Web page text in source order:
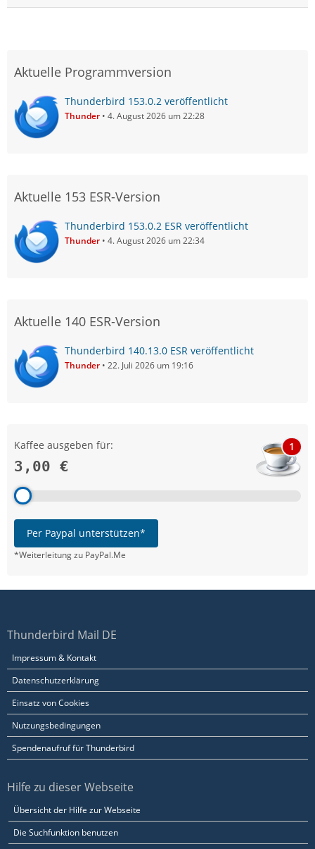
Aktuelle Programmversion
Thunderbird 153.0.2 veröffentlicht
Thunder 4. August 2026 um 22:28
Aktuelle 153 ESR-Version
Thunderbird 153.0.2 ESR veröffentlicht
Thunder 4. August 2026 um 22:34
Aktuelle 140 ESR-Version
Thunderbird 140.13.0 ESR veröffentlicht
Thunder 22. Juli 2026 um 19:16
Kaffee ausgeben für:
3,00 €
1
Per Paypal unterstützen*
*Weiterleitung zu PayPal.Me
Thunderbird Mail DE
Impressum & Kontakt
Datenschutzerklärung
Einsatz von Cookies
Nutzungsbedingungen
Spendenaufruf für Thunderbird
Hilfe zu dieser Webseite
Übersicht der Hilfe zur Webseite
Die Suchfunktion benutzen